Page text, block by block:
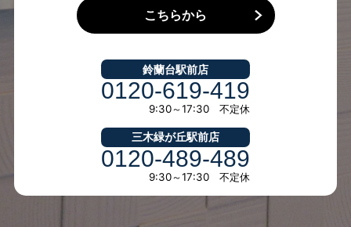
こちらから
鈴蘭台駅前店
0120-619-419
9:30～17:30 不定休
三木緑が丘駅前店
0120-489-489
9:30～17:30 不定休